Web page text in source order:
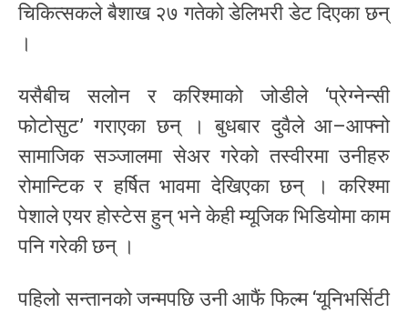
चिकित्सकले बैशाख २७ गतेको डेलिभरी डेट दिएका छन्
।
यसैबीच सलोन र करिश्माको जोडीले ‘प्रेग्नेन्सी
फोटोसुट’ गराएका छन् । बुधबार दुवैले आ–आफ्नो
सामाजिक सञ्जालमा सेअर गरेको तस्वीरमा उनीहरु
रोमान्टिक र हर्षित भावमा देखिएका छन् । करिश्मा
पेशाले एयर होस्टेस हुन् भने केही म्यूजिक भिडियोमा काम
पनि गरेकी छन् ।
पहिलो सन्तानको जन्मपछि उनी आफैं फिल्म ‘यूनिभर्सिटी